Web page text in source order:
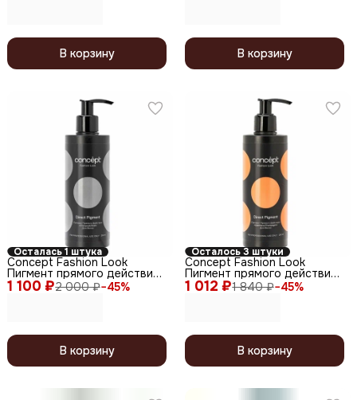
В корзину В корзину
Осталась 1 штука
1 100 ₽2 000 ₽−45%
Concept Fashion Look
Пигмент прямого действия
/ Steel, стальной, 250 мл
В корзину
Осталось 3 штуки
1 012 ₽1 840 ₽−45%
Concept Fashion Look
Пигмент прямого действия
/ Champagne, шампань, 250
мл
В корзину